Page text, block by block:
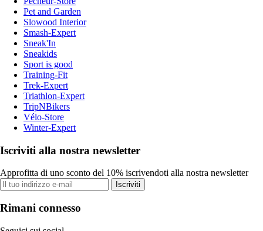
Pet and Garden
Slowood Interior
Smash-Expert
Sneak'In
Sneakids
Sport is good
Training-Fit
Trek-Expert
Triathlon-Expert
TripNBikers
Vélo-Store
Winter-Expert
Iscriviti alla nostra newsletter
Approfitta di uno sconto del 10% iscrivendoti alla nostra newsletter
Iscriviti
Rimani connesso